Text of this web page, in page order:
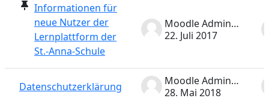
Informationen für
neue Nutzer der
Lernplattform der
St.-Anna-Schule
Moodle Administrator
22. Juli 2017
Datenschutzerklärung
Moodle Administrator
28. Mai 2018